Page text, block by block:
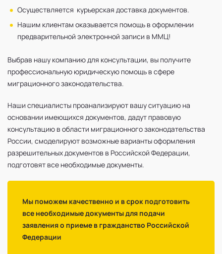
Осуществляется курьерская доставка документов.
Нашим клиентам оказывается помощь в оформлении
предварительной электронной записи в ММЦ!
Выбрав нашу компанию для консультации, вы получите
профессиональную юридическую помощь в сфере
миграционного законодательства.
Наши специалисты проанализируют вашу ситуацию на
основании имеющихся документов, дадут правовую
консультацию в области миграционного законодательства
России, смоделируют возможные варианты оформления
разрешительных документов в Российской Федерации,
подготовят все необходимые документы.
Мы поможем качественно и в срок подготовить
все необходимые документы для подачи
заявления о приеме в гражданство Российской
Федерации